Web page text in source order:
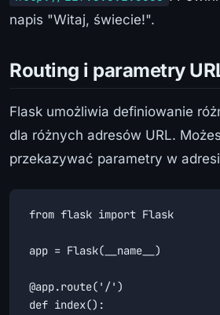
napis "Witaj, świecie!".
Routing i parametry
Flask umożliwia definiowanie
dla różnych adresów URL.
przekazywać parametry w
from flask import Flask
app = Flask(__name__)
@app.route('/')
def index():